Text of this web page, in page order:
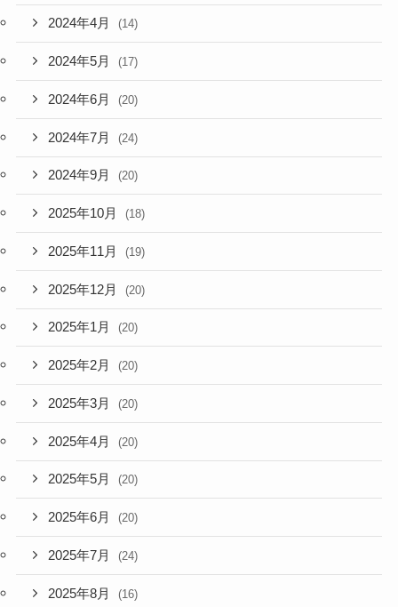
2024年4月 (14)
2024年5月 (17)
2024年6月 (20)
2024年7月 (24)
2024年9月 (20)
2025年10月 (18)
2025年11月 (19)
2025年12月 (20)
2025年1月 (20)
2025年2月 (20)
2025年3月 (20)
2025年4月 (20)
2025年5月 (20)
2025年6月 (20)
2025年7月 (24)
2025年8月 (16)